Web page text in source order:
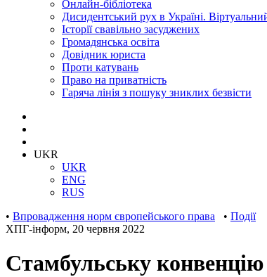
Онлайн-бібліотека
Дисидентський рух в Україні.
Історії свавільно засуджених
Громадянська освіта
Довідник юриста
Проти катувань
Право на приватність
Гаряча лінія з пошуку зниклих безвісти
UKR
UKR
ENG
RUS
• Впровадження норм європейського права • Події
ХПГ-інформ, 20 червня 2022
Стамбульську